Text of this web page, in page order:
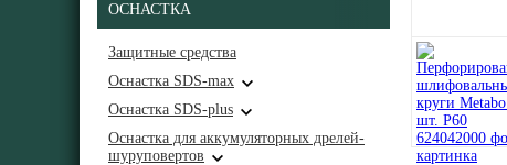
ОСНАСТКА
Защитные средства
Оснастка SDS-max
Оснастка SDS-plus
Оснастка для аккумуляторных дрелей-
шуруповертов